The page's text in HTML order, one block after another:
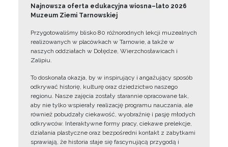
Najnowsza oferta edukacyjna wiosna–lato 2026
Muzeum Ziemi Tarnowskiej
Przygotowaliśmy blisko 80 różnorodnych lekcji muzealnych
realizowanych w placówkach w Tarnowie, a także w
naszych oddziałach w Dołędze, Wierzchosławicach i
Zalipiu.
To doskonała okazja, by w inspirujący i angażujący sposób
odkrywać historię, kulturę oraz dziedzictwo naszego
regionu. Nasze zajęcia zostały starannie opracowane tak,
aby nie tylko wspierały realizację programu nauczania, ale
również pobudzały ciekawość, wyobraźnię i pasję młodych
odkrywców. Interaktywne formy pracy, ciekawe prelekcje,
działania plastyczne oraz bezpośredni kontakt z zabytkami
sprawiają, że historia staje się fascynującą przygodą i